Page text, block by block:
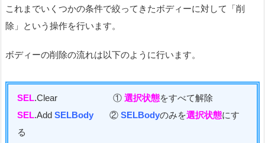
これまでいくつかの条件で絞ってきたボディーに対して「削
除」という操作を行います。
ボディーの削除の流れは以下のように行います。
SEL.Clear ①選択状態をすべて解除
SEL.AddSELBody ②SELBodyのみを選択状態にす
る